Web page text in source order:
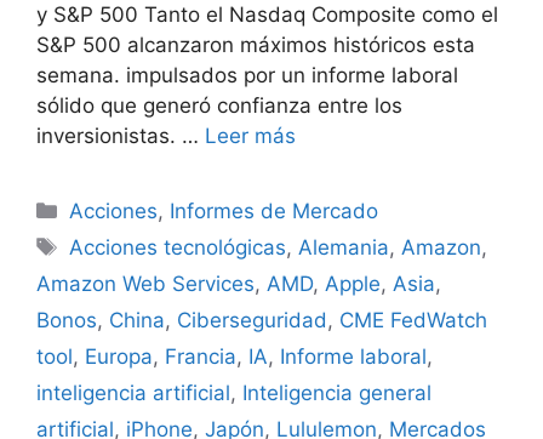
y S&P 500 Tanto el Nasdaq Composite como el
S&P 500 alcanzaron máximos históricos esta
semana. impulsados por un informe laboral
sólido que generó confianza entre los
inversionistas. … Leer más
Categorías
Acciones, Informes de Mercado
Etiquetas
Acciones tecnológicas, Alemania, Amazon,
Amazon Web Services, AMD, Apple, Asia,
Bonos, China, Ciberseguridad , CME FedWatch
tool, Europa, Francia, IA, Informe laboral,
inteligencia artificial, Inteligencia general
artificial, iPhone, Japón, Lululemon, Mercados